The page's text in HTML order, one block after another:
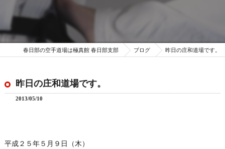
春日部の空手道場は極真館 春日部支部 ブログ 昨日の庄和道場です。
昨日の庄和道場です。
2013/05/10
平成２５年５月９日（木）